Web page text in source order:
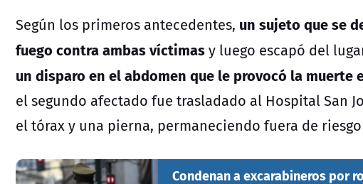
Según los primeros antecedentes, un sujeto que se
fuego contra ambas víctimasy luego escapó del
un disparo en el abdomen que le provocó la muerte
el segundo afectado fue trasladado al Hospital San
el tórax y una pierna, permaneciendo fuera de
Condenan a excarabineros por